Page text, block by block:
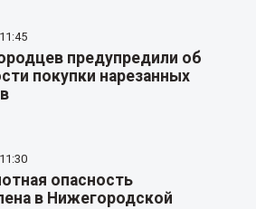
предупредили об
покупки нарезанных
опасность
в Нижегородской